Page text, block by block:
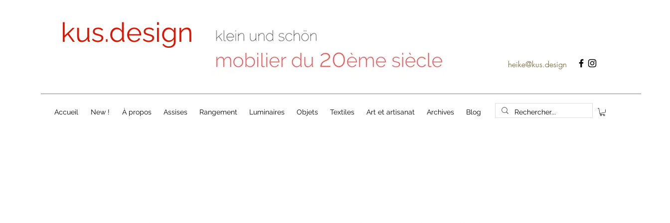
kus.design
heike@kus.design
Accueil New ! À propos Assises Rangement Luminaires Objets Textiles Art et artisanat Archives Blog